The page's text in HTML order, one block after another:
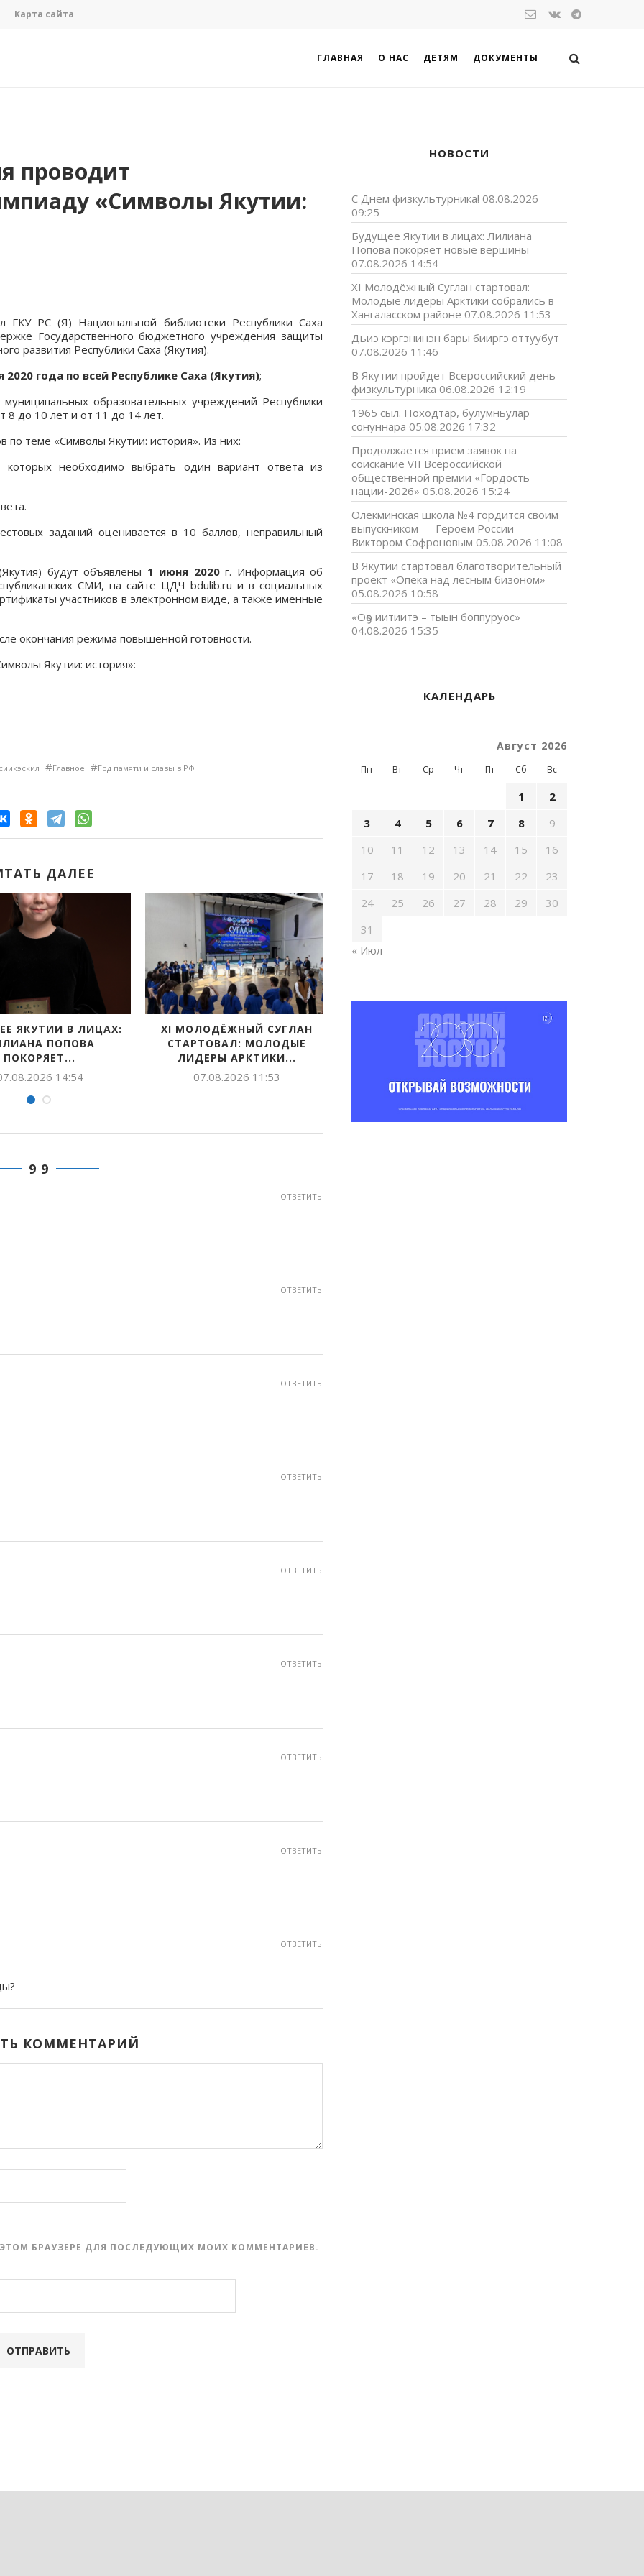
Карта сайта
ГЛАВНАЯ О НАС ДЕТЯМ ДОКУМЕНТЫ
проводит
«Символы Якутии:
ГКУ РС (Я) Национальной библиотеки Республики Саха
Государственного бюджетного учреждения защиты
развития Республики Саха (Якутия).
2020 года по всей Республике Саха (Якутия);
образовательных учреждений Республики
8 до 10 лет и от 11 до 14 лет.
теме «Символы Якутии: история». Из них:
необходимо выбрать один вариант ответа из
заданий оценивается в 10 баллов, неправильный
будут объявлены 1 июня 2020г. Информация об
СМИ, на сайте ЦДЧ bdulib.ru и в социальных
участников в электронном виде, а также именные
окончания режима повышенной готовности.
Якутии: история»:
#Главное #Год памяти и славы в РФ
ДАЛЕЕ
В ЯКУТИИ ПРОЙДЕТ
ВСЕРОССИЙСКИЙ ДЕНЬ
ФИЗКУЛЬТУРНИКА
06.08.2026 12:19
ПРОДОЛЖАЕТСЯ ПРИЕМ
ЗАЯВОК НА СОИСКАНИЕ VII
ВСЕРОССИЙСКОЙ...
05.08.2026 15:24
9 9
ОТВЕТИТЬ
ОТВЕТИТЬ
ОТВЕТИТЬ
ОТВЕТИТЬ
ОТВЕТИТЬ
ОТВЕТИТЬ
ОТВЕТИТЬ
ОТВЕТИТЬ
ОТВЕТИТЬ
КОММЕНТАРИЙ
ЭТОМ БРАУЗЕРЕ ДЛЯ ПОСЛЕДУЮЩИХ МОИХ КОММЕНТАРИЕВ.
НОВОСТИ
С Днем физкультурника! 08.08.2026
09:25
Будущее Якутии в лицах: Лилиана
Попова покоряет новые вершины
07.08.2026 14:54
XI Молодёжный Суглан стартовал:
Молодые лидеры Арктики собрались в
Хангаласском районе 07.08.2026 11:53
Дьиэ кэргэнинэн бары бииргэ оттуубут
07.08.2026 11:46
В Якутии пройдет Всероссийский день
физкультурника 06.08.2026 12:19
1965 сыл. Походтар, булумньулар
сонуннара 05.08.2026 17:32
Продолжается прием заявок на
соискание VII Всероссийской
общественной премии «Гордость
нации-2026» 05.08.2026 15:24
Олекминская школа №4 гордится своим
выпускником — Героем России
Виктором Софроновым 05.08.2026 11:08
В Якутии стартовал благотворительный
проект «Опека над лесным бизоном»
05.08.2026 10:58
«Оҕо иитиитэ – тыын боппуруос»
04.08.2026 15:35
КАЛЕНДАРЬ
Август 2026
Пн Вт Ср Чт Пт Сб Вс
1
2
3
4 5 6 7 8
9
10
11 12 13 14 15
16
17
18 19 20 21 22
23
24
25 26 27 28 29
30
31
« Июл